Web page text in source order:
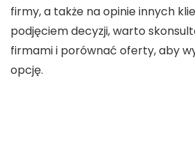
firmy, a także na opinie innych
podjęciem decyzji, warto
firmami i porównać oferty, aby
opcję.